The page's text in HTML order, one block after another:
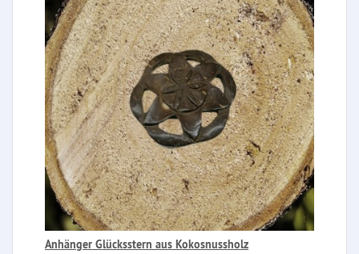
Anhänger Glücksstern aus Kokosnussholz